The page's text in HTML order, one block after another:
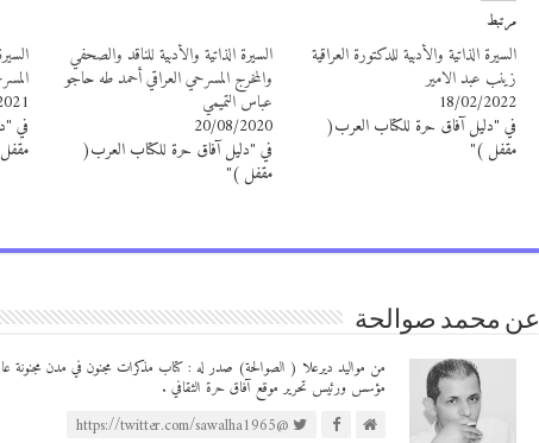
مرتبط
السيرة الذاتية والأدبية للدكتورة العراقية
زينب عبد الامير
18/02/2022
في "دليل آفاق حرة للكتاب العرب(
مقفل )"
السيرة الذاتية والأدبية للناقد والصحفي
والمخرج المسرحي العراقي أحمد طه حاجو
عباس التميمي
20/08/2020
في "دليل آفاق حرة للكتاب العرب(
مقفل )"
في
عن محمد صوالحة
مؤسس ورئيس تحرير موقع آفاق حرة الثقافي .
@https://twitter.com/sawalha1965